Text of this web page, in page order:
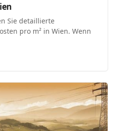
Sie detaillierte
pro m² in Wien. Wenn